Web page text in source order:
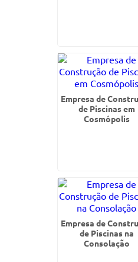
Empresa de
de Piscinas em
Cosmópolis
Empresa de
de Piscinas na
Consolação